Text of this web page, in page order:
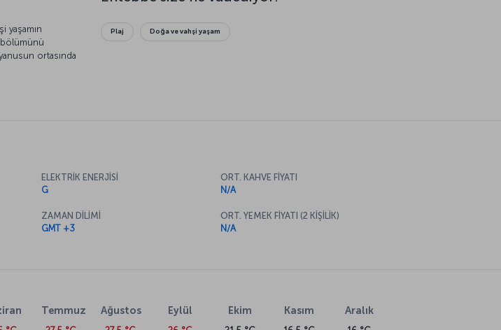
yaşamın
ortasında
Plaj Doğa ve vahşi yaşam
ELEKTRİK ENERJİSİ
G
ZAMAN DİLİMİ
GMT +3
ORT. KAHVE FİYATI
N/A
ORT. YEMEK FİYATI (2 KİŞİLİK)
N/A
Temmuz Ağustos Eylül Ekim Kasım Aralık